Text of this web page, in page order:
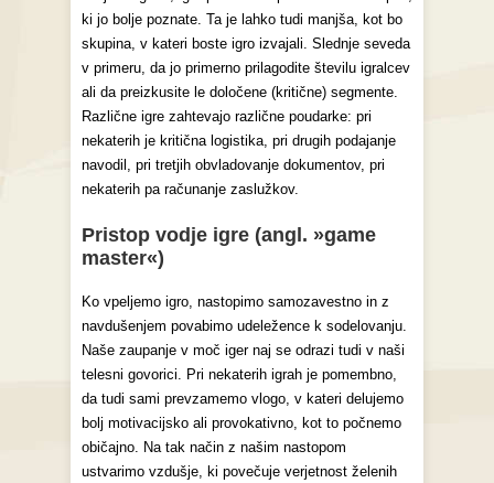
ki jo bolje poznate. Ta je lahko tudi manjša, kot bo
skupina, v kateri boste igro izvajali. Slednje seveda
v primeru, da jo primerno prilagodite številu igralcev
ali da preizkusite le določene (kritične) segmente.
Različne igre zahtevajo različne poudarke: pri
nekaterih je kritična logistika, pri drugih podajanje
navodil, pri tretjih obvladovanje dokumentov, pri
nekaterih pa računanje zaslužkov.
Pristop vodje igre (angl. »game
master«)
Ko vpeljemo igro, nastopimo samozavestno in z
navdušenjem povabimo udeležence k sodelovanju.
Naše zaupanje v moč iger naj se odrazi tudi v naši
telesni govorici. Pri nekaterih igrah je pomembno,
da tudi sami prevzamemo vlogo, v kateri delujemo
bolj motivacijsko ali provokativno, kot to počnemo
običajno. Na tak način z našim nastopom
ustvarimo vzdušje, ki povečuje verjetnost želenih